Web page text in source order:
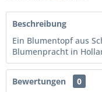
Beschreibung
Ein Blumentopf aus
Blumenpracht in
Bewertungen
0